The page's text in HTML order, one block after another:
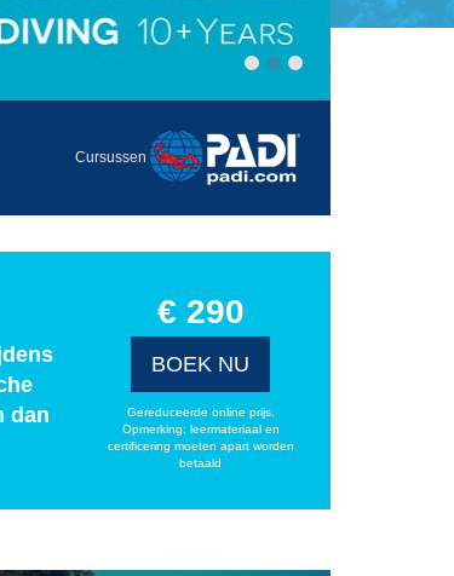
Cursussen
dan
€ 290
BOEK NU
Gereduceerde online prijs.
Opmerking: leermateriaal en
certificering moeten apart worden
betaald